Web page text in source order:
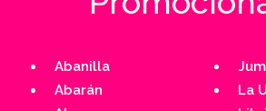
Abanilla
Abarán
La